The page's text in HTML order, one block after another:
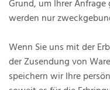
Grund, um Ihrer
werden nur
Wenn Sie uns mit der
der Zusendung von
speichern wir Ihre